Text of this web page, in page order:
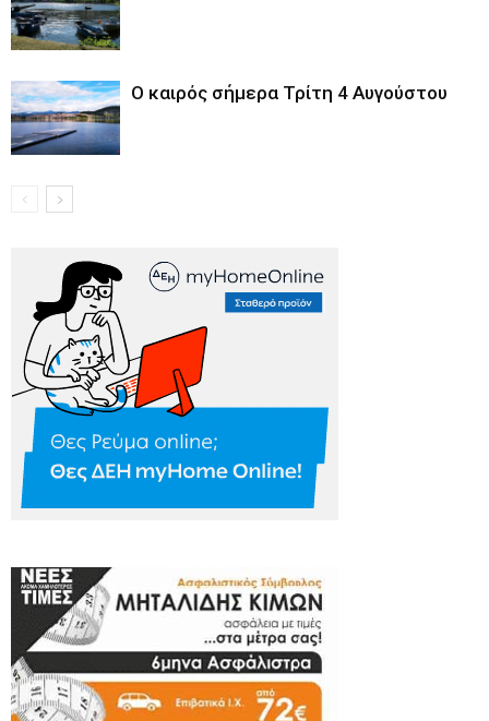
Ο καιρός σήμερα Τρίτη 4 Αυγούστου